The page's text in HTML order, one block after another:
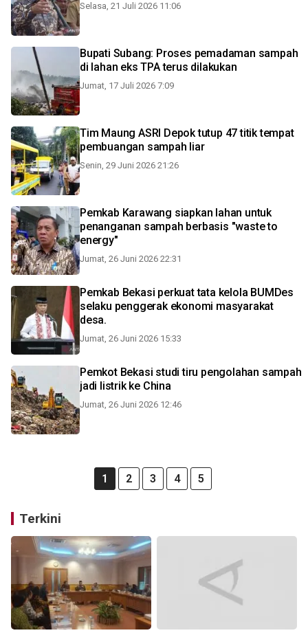
Selasa, 21 Juli 2026 11:06
Bupati Subang: Proses pemadaman sampah
di lahan eks TPA terus dilakukan
Jumat, 17 Juli 2026 7:09
Tim Maung ASRI Depok tutup 47 titik tempat
pembuangan sampah liar
Senin, 29 Juni 2026 21:26
Pemkab Karawang siapkan lahan untuk
penanganan sampah berbasis "waste to
energy"
Jumat, 26 Juni 2026 22:31
Pemkab Bekasi perkuat tata kelola BUMDes
selaku penggerak ekonomi masyarakat
desa.
Jumat, 26 Juni 2026 15:33
Pemkot Bekasi studi tiru pengolahan sampah
jadi listrik ke China
Jumat, 26 Juni 2026 12:46
1 2 3 4 5
Terkini